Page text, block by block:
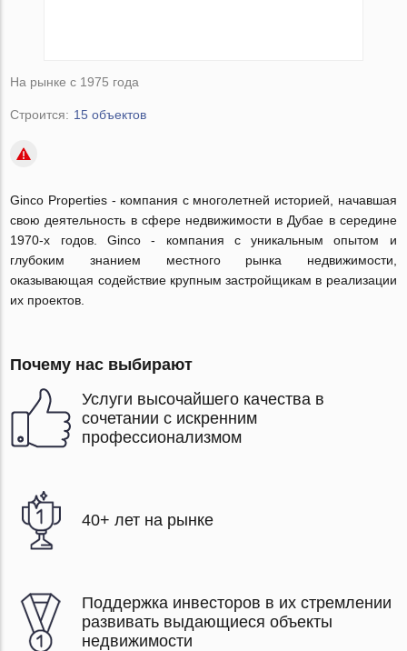
На рынке с 1975 года
Строится: 15 объектов
Ginco Properties - компания с многолетней историей, начавшая
свою деятельность в сфере недвижимости в Дубае в середине
1970-х годов. Ginco - компания с уникальным опытом и
глубоким знанием местного рынка недвижимости,
оказывающая содействие крупным застройщикам в реализации
их проектов.
Почему нас выбирают
Услуги высочайшего качества в
сочетании с искренним
профессионализмом
40+ лет на рынке
Поддержка инвесторов в их стремлении
развивать выдающиеся объекты
недвижимости